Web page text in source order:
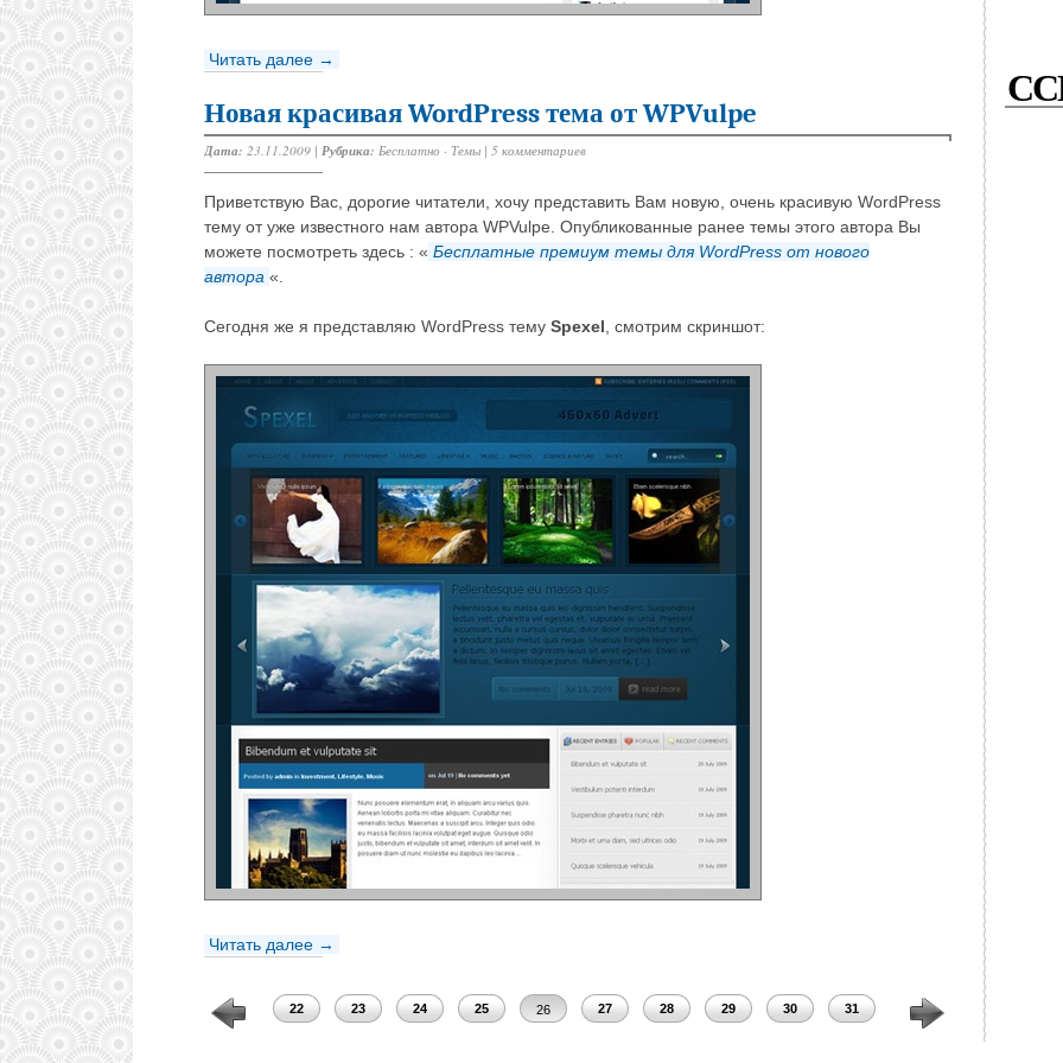
Читать далее →
Новая красивая WordPress тема от WPVulpe
Дата: 23.11.2009 | Рубрика: Бесплатно · Темы | 5 комментариев
Приветствую Вас, дорогие читатели, хочу представить Вам новую, очень красивую WordPress
тему от уже известного нам автора WPVulpe. Опубликованные ранее темы этого автора Вы
можете посмотреть здесь : « Бесплатные премиум темы для WordPress от нового
автора «.
Сегодня же я представляю WordPress тему Spexel , смотрим скриншот:
Читать далее →
18 19 21 22 23 24 25 26 27 28 29 30 31 32